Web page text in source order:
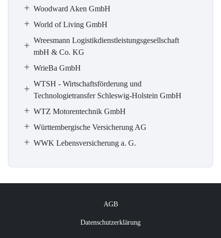
Woodward Aken GmbH
World of Living GmbH
Wreesmann Logistikdienstleistungsgesellschaft
mbH & Co. KG
WrieBa GmbH
WTSH - Wirtschaftsförderung und
Technologietransfer Schleswig-Holstein GmbH
WTZ Motorentechnik GmbH
Württembergische Versicherung AG
WWK Lebensversicherung a. G.
AGB
Datenschutzerklärung